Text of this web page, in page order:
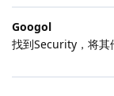
Googol
找到Security，将其